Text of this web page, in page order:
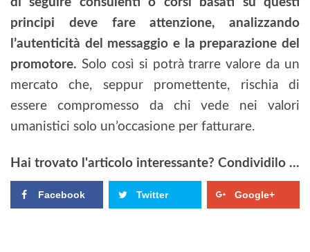
principi deve fare attenzione, analizzando
l’autenticità del messaggio e la preparazione del
promotore. Solo così si potrà trarre valore da un
mercato che, seppur promettente, rischia di
essere compromesso da chi vede nei valori
umanistici solo un’occasione per fatturare.
Hai trovato l'articolo interessante? Condividilo ...
Facebook Twitter Google+